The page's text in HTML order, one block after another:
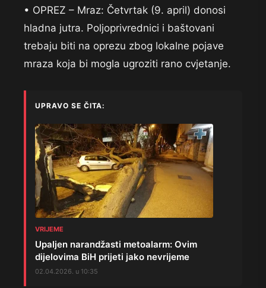
• OPREZ – Mraz: Četvrtak (9. april) donosi
hladna jutra. Poljoprivrednici i baštovani
trebaju biti na oprezu zbog lokalne pojave
mraza koja bi mogla ugroziti rano cvjetanje.
UPRAVO SE ČITA:
VRIJEME
Upaljen narandžasti metoalarm: Ovim
dijelovima BiH prijeti jako nevrijeme
02.04.2026. u 10:35